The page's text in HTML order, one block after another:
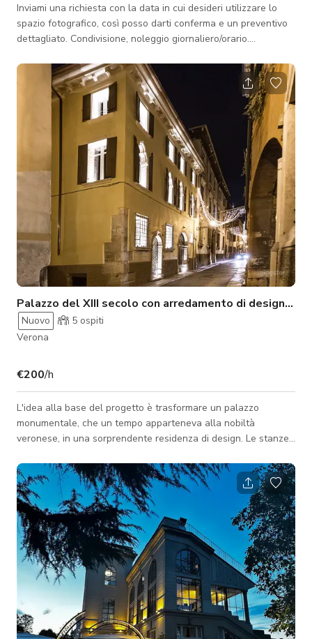
Inviami una richiesta con la data in cui desideri utilizzare lo
spazio fotografico, così posso darti conferma e un preventivo
dettagliato. Condivisione, noleggio giornaliero/orario.
Gerusalemme linea lilla a 100mt) 118mq/ Lunghezza. 18m.
Larghezza 5,30m. H.3,70m. Sistema elettrico 7000W Banco
aereo su sistema a rotaia (5,30m x 3m) Limbo 5,30m. x 5,50m.
Possibilità di Green Back. Luce continua 3200K/fluorescente
Palazzo del XIII secolo con arredamento di design contemporaneo
Nuovo 5 ospiti
Verona
€200/h
L'idea alla base del progetto è trasformare un palazzo
monumentale, che un tempo apparteneva alla nobiltà
veronese, in una sorprendente residenza di design. Le stanze
secolo, ma sono reinterpretate attraverso arredi
contemporanei che alleggeriscono l'impronta storica
dell'edificio. Il risultato è un'armonia di contrasti: il fascino del
mondo antico dialoga con linee moderne, creando spazi caldi
e accoglienti con un carattere uni